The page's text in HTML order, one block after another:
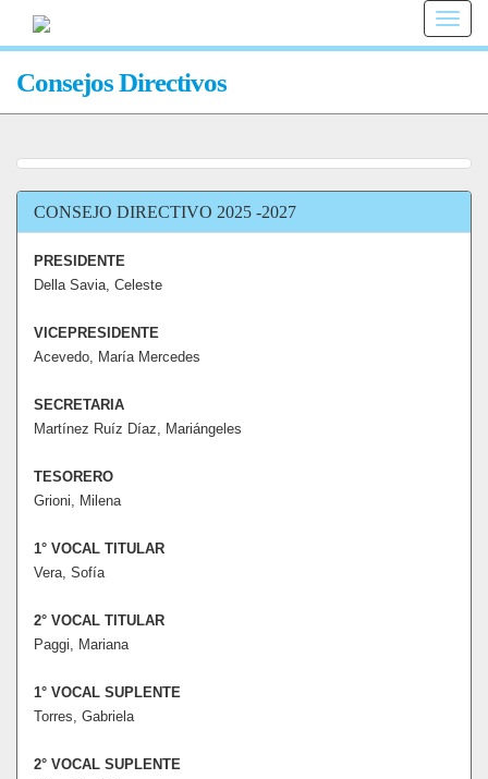
Toggle
Consejos Directivos
CONSEJO DIRECTIVO 2025 -2027
PRESIDENTE
Della Savia, Celeste
VICEPRESIDENTE
Acevedo, María Mercedes
SECRETARIA
Martínez Ruíz Díaz, Mariángeles
TESORERO
Grioni, Milena
1° VOCAL TITULAR
Vera, Sofía
2° VOCAL TITULAR
Paggi, Mariana
1° VOCAL SUPLENTE
Torres, Gabriela
2° VOCAL SUPLENTE